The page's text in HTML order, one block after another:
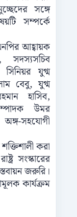
সঙ্গে
সম্পর্কে
আহ্বায়ক
সদস্যসচিব
যুগ্ম
বেবু, যুগ্ম
হাসিব,
উমর
সহযোগী
করা
সংস্কারের
জরুরি।
কার্যক্রম